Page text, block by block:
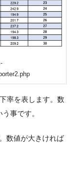
率を表します。数
事です。
数値が大きければ